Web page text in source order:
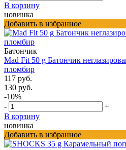
В корзину
новинка
Добавить в избранное
Батончик
Mad Fit 50 g Батончик
пломбир
117 руб.
130 руб.
-10%
-
+
В корзину
новинка
Добавить в избранное